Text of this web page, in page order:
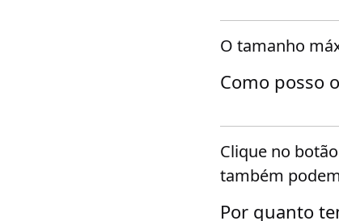
O tamanho
Como posso
Clique no
também
Por quanto